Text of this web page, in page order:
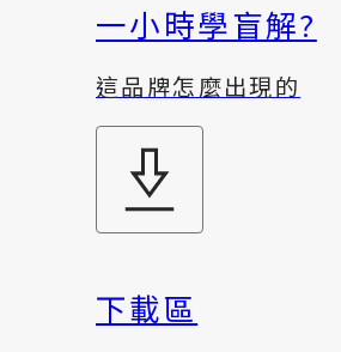
一小時學盲解?
這品牌怎麼出現的
下載區